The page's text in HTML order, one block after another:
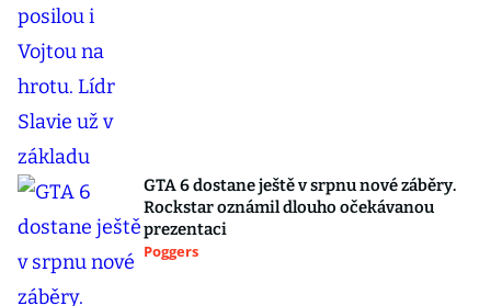
GTA 6 dostane ještě v srpnu nové záběry.
Rockstar oznámil dlouho očekávanou
prezentaci
Poggers